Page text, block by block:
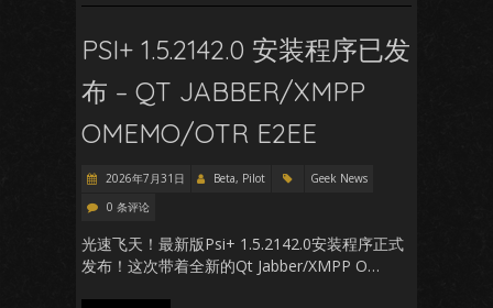
PSI+ 1.5.2142.0 安装程序已发
布 – QT JABBER/XMPP
OMEMO/OTR E2EE
2026年7月31日 Beta, Pilot
Geek News
0 条评论
光速飞天！最新版Psi+ 1.5.2142.0安装程序正式
发布！这次带着全新的Qt Jabber/XMPP O…